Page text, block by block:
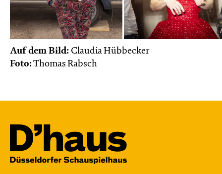
Auf dem Bild: Claudia Hübbecker
Foto:Thomas Rabsch